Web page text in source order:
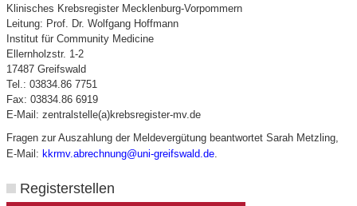
Klinisches Krebsregister Mecklenburg-Vorpommern
Leitung: Prof. Dr. Wolfgang Hoffmann
Institut für Community Medicine
Ellernholzstr. 1-2
17487 Greifswald
Tel.: 03834.86 7751
Fax: 03834.86 6919
E-Mail: zentralstelle(a)krebsregister-mv.de
Fragen zur Auszahlung der Meldevergütung beantwortet Sarah Metzling,
E-Mail: kkrmv.abrechnung@uni-greifswald.de.
Registerstellen